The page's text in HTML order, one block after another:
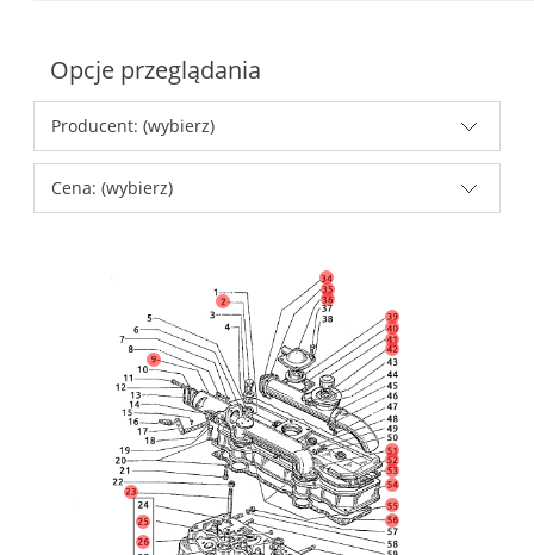
Opcje przeglądania
Producent: (wybierz)
Cena: (wybierz)